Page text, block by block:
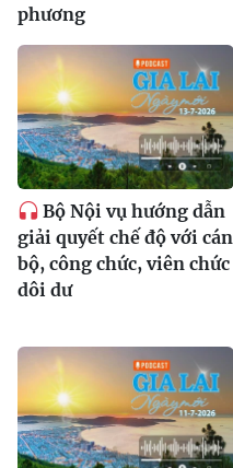
phương
Bộ Nội vụ hướng dẫn
giải quyết chế độ với cán
bộ, công chức, viên chức
dôi dư